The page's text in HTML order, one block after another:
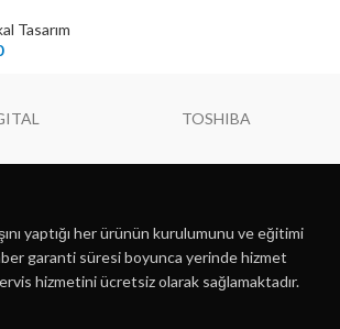
Tasarım
TOSHIBA
yaptığı her ürünün kurulumunu ve eğitimi
garanti süresi boyunca yerinde hizmet
hizmetini ücretsiz olarak sağlamaktadır.